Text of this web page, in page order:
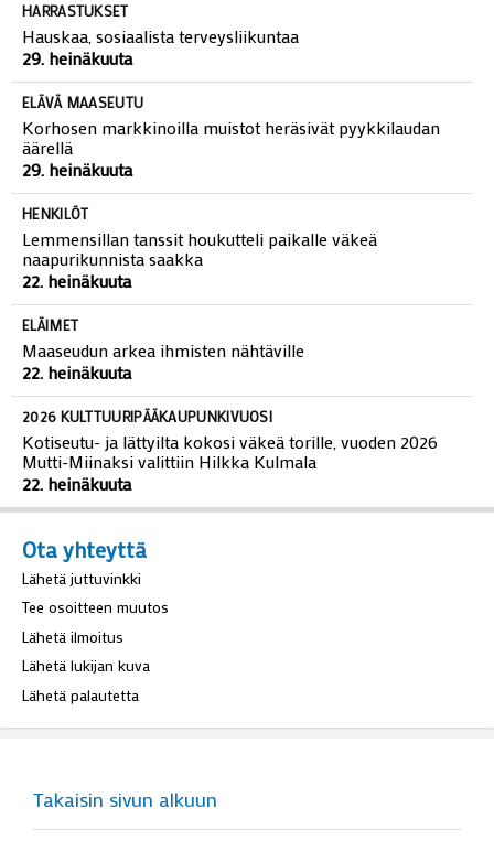
HARRASTUKSET
Hauskaa, sosiaalista terveysliikuntaa
29. heinäkuuta
ELÄVÄ MAASEUTU
Korhosen markkinoilla muistot heräsivät pyykkilaudan
äärellä
29. heinäkuuta
HENKILÖT
Lemmensillan tanssit houkutteli paikalle väkeä
naapurikunnista saakka
22. heinäkuuta
ELÄIMET
Maaseudun arkea ihmisten nähtäville
22. heinäkuuta
2026 KULTTUURIPÄÄKAUPUNKIVUOSI
Kotiseutu- ja lättyilta kokosi väkeä torille, vuoden 2026
Mutti-Miinaksi valittiin Hilkka Kulmala
22. heinäkuuta
Ota yhteyttä
Lähetä juttuvinkki
Tee osoitteen muutos
Lähetä ilmoitus
Lähetä lukijan kuva
Lähetä palautetta
Takaisin sivun alkuun